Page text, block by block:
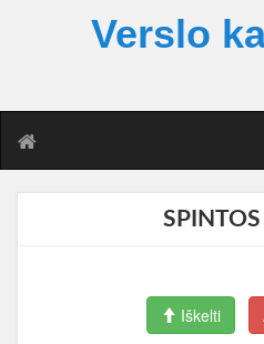
Verslo
Iškelti